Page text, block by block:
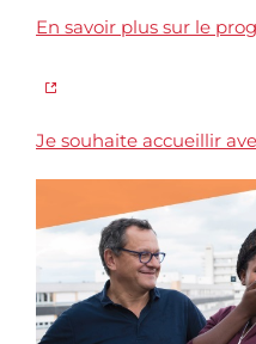
En savoir plus sur le
Je souhaite accueillir